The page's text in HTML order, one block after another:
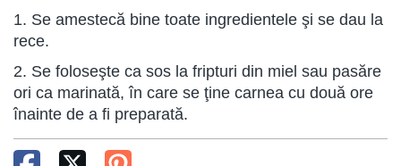
1. Se amestecă bine toate ingredientele şi se dau la
rece.
2. Se foloseşte ca sos la fripturi din miel sau pasăre
ori ca marinată, în care se ţine carnea cu două ore
înainte de a fi preparată.